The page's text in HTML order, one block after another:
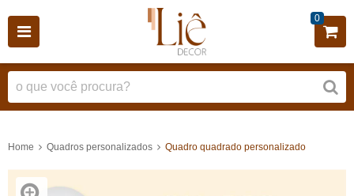
0
Home Quadros personalizados Quadro quadrado personalizado